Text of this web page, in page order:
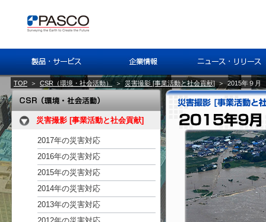
TOP ＞ CSR（環境・社会活動） ＞ 災害撮影 [事業活動と社会貢献] ＞ 2015年９月
災害撮影 [事業活動と社会貢献]
2017年の災害対応
2016年の災害対応
2015年の災害対応
2014年の災害対応
2013年の災害対応